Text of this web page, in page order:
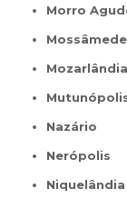
Morro
Mozarlândia
Nazário
Nerópolis
Niquelândia